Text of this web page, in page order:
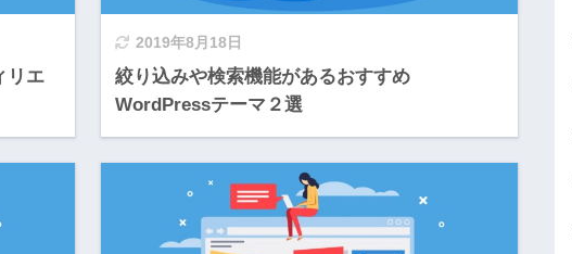
リエ
2019年8月18日
絞り込みや検索機能があるおすすめ
WordPressテーマ２選